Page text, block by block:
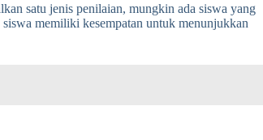
satu jenis penilaian, mungkin ada siswa yang
memiliki kesempatan untuk menunjukkan